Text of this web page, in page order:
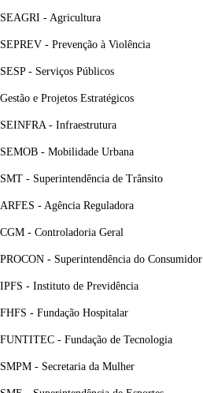
SEAGRI - Agricultura
SEPREV - Prevenção à Violência
SESP - Serviços Públicos
Gestão e Projetos Estratégicos
SEINFRA - Infraestrutura
SEMOB - Mobilidade Urbana
SMT - Superintendência de Trânsito
ARFES - Agência Reguladora
CGM - Controladoria Geral
PROCON - Superintendência do Consumidor
IPFS - Instituto de Previdência
FHFS - Fundação Hospitalar
FUNTITEC - Fundação de Tecnologia
SMPM - Secretaria da Mulher